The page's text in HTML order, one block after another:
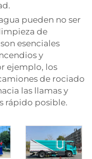
pueden no ser
de
esenciales
y
ejemplo, los
de rociado
las llamas y
rápido posible.